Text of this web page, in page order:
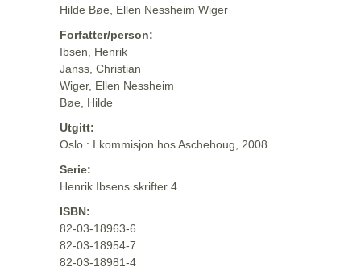
Hilde Bøe, Ellen Nessheim Wiger
Forfatter/person:
Ibsen, Henrik
Janss, Christian
Wiger, Ellen Nessheim
Bøe, Hilde
Utgitt:
Oslo : I kommisjon hos Aschehoug, 2008
Serie:
Henrik Ibsens skrifter 4
ISBN:
82-03-18963-6
82-03-18954-7
82-03-18981-4